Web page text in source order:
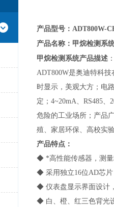
产品型号：ADT800W-
产品名称： 甲烷检测系
甲烷检测系统产品描述 ：
ADT800W是奥迪特科技
时显示，美观大方；电
定；4~20mA、RS485
危险的工业场所；产品
殖、家居环保、高校实
产品特点：
◆ *高性能传感器，测量
◆ 采用独立16位AD芯片
◆ 仪表盘显示界面设计
◆ 白、橙、红三色背光